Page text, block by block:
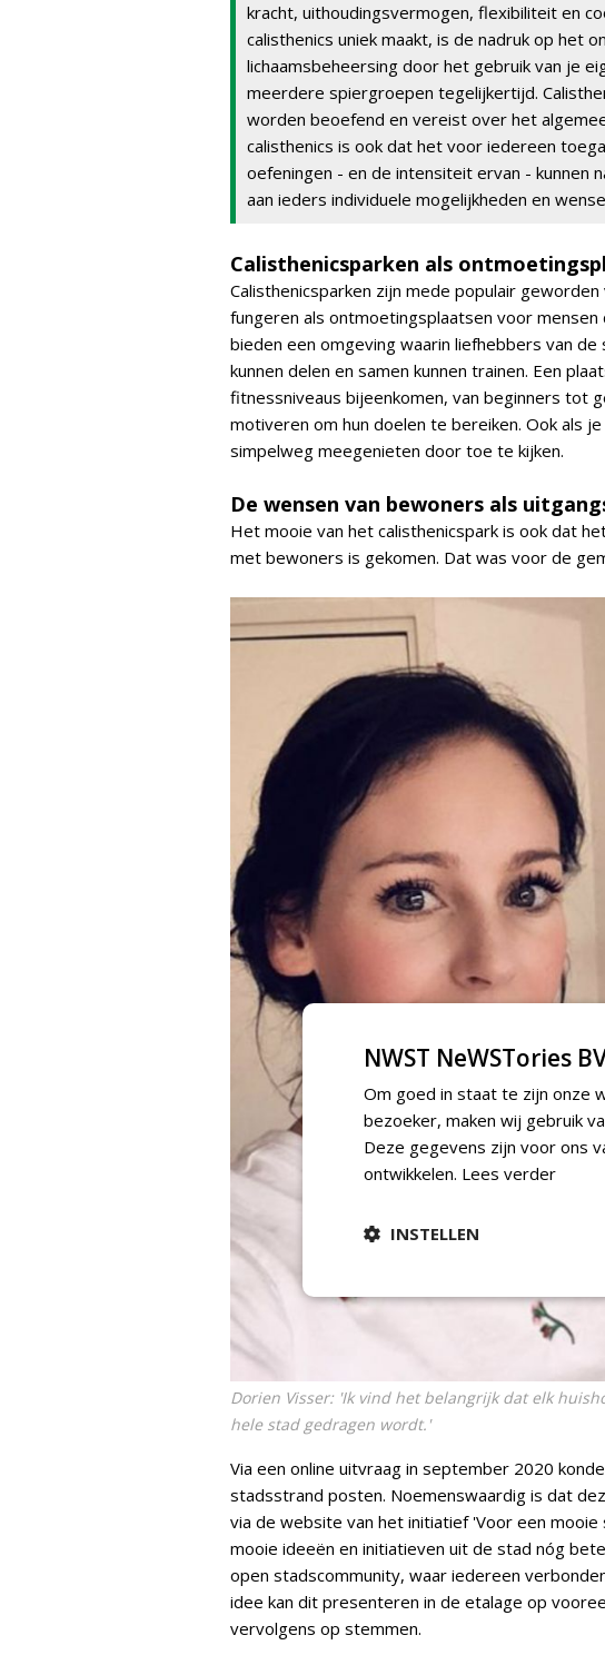
kracht, uithoudingsvermogen, flexibiliteit en
calisthenics uniek maakt, is de nadruk op het
lichaamsbeheersing door het gebruik van je
meerdere spiergroepen tegelijkertijd.
worden beoefend en vereist over het
calisthenics is ook dat het voor iedereen
oefeningen - en de intensiteit ervan - kunnen
aan ieders individuele mogelijkheden en
Calisthenicsparken als
Calisthenicsparken zijn mede populair
fungeren als ontmoetingsplaatsen voor
bieden een omgeving waarin liefhebbers van de
kunnen delen en samen kunnen trainen. Een
fitnessniveaus bijeenkomen, van beginners tot
motiveren om hun doelen te bereiken. Ook als
simpelweg meegenieten door toe te kijken.
De wensen van bewoners als
Het mooie van het calisthenicspark is ook dat
met bewoners is gekomen. Dat was voor de
Dorien Visser: 'Ik vind het belangrijk dat elk
hele stad gedragen wordt.'
Via een online uitvraag in september 2020
stadsstrand posten. Noemenswaardig is dat
via de website van het initiatief 'Voor een
mooie ideeën en initiatieven uit de stad nóg
open stadscommunity, waar iedereen
idee kan dit presenteren in de etalage op
vervolgens op stemmen.
NWST NeWSTories
Om goed in staat te zijn onze
bezoeker, maken wij gebruik
Deze gegevens zijn voor ons
ontwikkelen. Lees verder
INSTELLEN